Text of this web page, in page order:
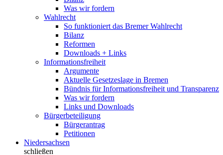
Was wir fordern
Wahlrecht
So funktioniert das Bremer Wahlrecht
Bilanz
Reformen
Downloads + Links
Informationsfreiheit
Argumente
Aktuelle Gesetzeslage in Bremen
Bündnis für Informationsfreiheit und Transparenz
Was wir fordern
Links und Downloads
Bürgerbeteiligung
Bürgerantrag
Petitionen
Niedersachsen
schließen